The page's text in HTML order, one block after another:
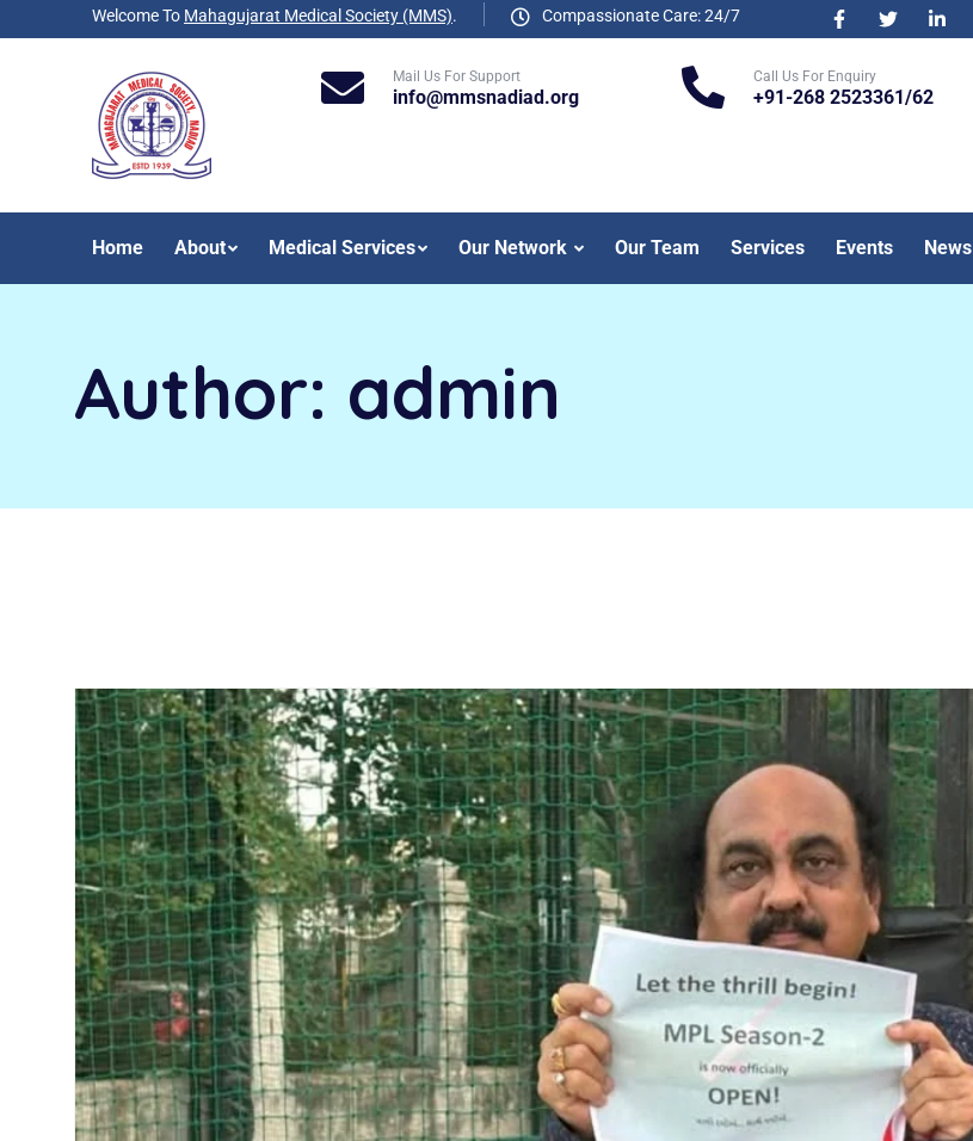
Welcome To Mahagujarat Medical Society (MMS). Compassionate Care: 24/7
Mail Us For Support
info@mmsnadiad.org
Call Us For Enquiry
+91-268 2523361/62
Home About Medical Services Our Network Our Team Services Events News
Author: admin